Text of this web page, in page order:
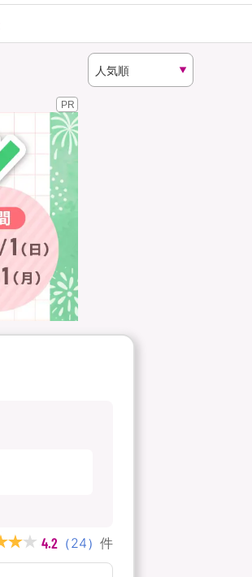
PR
4.2 （24） 件